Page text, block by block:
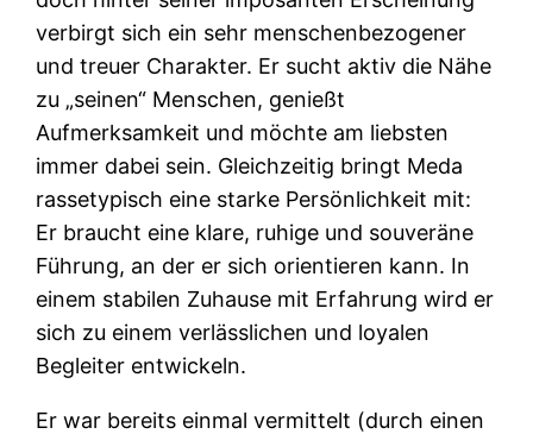
verbirgt sich ein sehr menschenbezogener
und treuer Charakter. Er sucht aktiv die Nähe
zu „seinen“ Menschen, genießt
Aufmerksamkeit und möchte am liebsten
immer dabei sein. Gleichzeitig bringt Meda
rassetypisch eine starke Persönlichkeit mit:
Er braucht eine klare, ruhige und souveräne
Führung, an der er sich orientieren kann. In
einem stabilen Zuhause mit Erfahrung wird er
sich zu einem verlässlichen und loyalen
Begleiter entwickeln.
Er war bereits einmal vermittelt (durch einen